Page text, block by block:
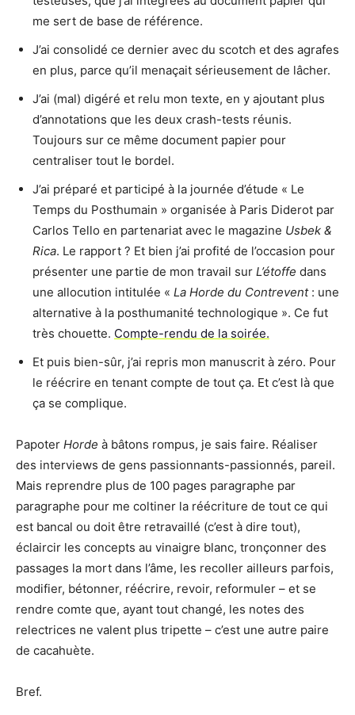
me sert de base de référence.
J’ai consolidé ce dernier avec du scotch et des agrafes
en plus, parce qu’il menaçait sérieusement de lâcher.
J’ai (mal) digéré et relu mon texte, en y ajoutant plus
d’annotations que les deux crash-tests réunis.
Toujours sur ce même document papier pour
centraliser tout le bordel.
J’ai préparé et participé à la journée d’étude « Le
Temps du Posthumain » organisée à Paris Diderot par
Carlos Tello en partenariat avec le magazine Usbek &
Rica. Le rapport ? Et bien j’ai profité de l’occasion pour
présenter une partie de mon travail sur L’étoffe dans
une allocution intitulée « La Horde du Contrevent: une
alternative à la posthumanité technologique ». Ce fut
très chouette. Compte-rendu de la soirée.
Et puis bien-sûr, j’ai repris mon manuscrit à zéro. Pour
le réécrire en tenant compte de tout ça. Et c’est là que
ça se complique.
Papoter Horde à bâtons rompus, je sais faire. Réaliser
des interviews de gens passionnants-passionnés, pareil.
Mais reprendre plus de 100 pages paragraphe par
paragraphe pour me coltiner la réécriture de tout ce qui
est bancal ou doit être retravaillé (c’est à dire tout),
éclaircir les concepts au vinaigre blanc, tronçonner des
passages la mort dans l’âme, les recoller ailleurs parfois,
modifier, bétonner, réécrire, revoir, reformuler – et se
rendre comte que, ayant tout changé, les notes des
relectrices ne valent plus tripette – c’est une autre paire
de cacahuète.
Bref.